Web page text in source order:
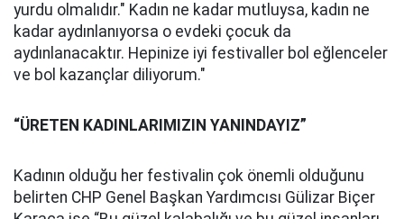
yurdu olmalıdır." Kadın ne kadar mutluysa, kadın ne
kadar aydınlanıyorsa o evdeki çocuk da
aydınlanacaktır. Hepinize iyi festivaller bol eğlenceler
ve bol kazançlar diliyorum."
“ÜRETEN KADINLARIMIZIN YANINDAYIZ”
Kadının olduğu her festivalin çok önemli olduğunu
belirten CHP Genel Başkan Yardımcısı Gülizar Biçer